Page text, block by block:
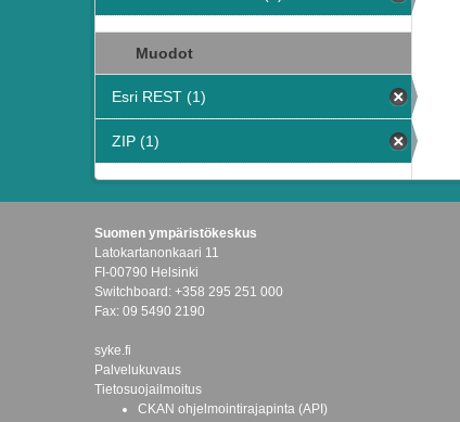
Muodot
Esri REST (1)
ZIP (1)
Suomen ympäristökeskus
Latokartanonkaari 11
FI-00790 Helsinki
Switchboard: +358 295 251 000
Fax: 09 5490 2190
syke.fi
Palvelukuvaus
Tietosuojailmoitus
CKAN ohjelmointirajapinta (API)